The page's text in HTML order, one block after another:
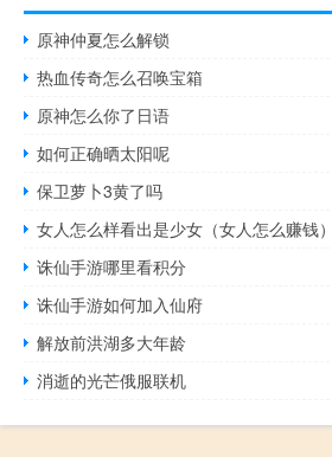
原神仲夏怎么解锁
热血传奇怎么召唤宝箱
原神怎么你了日语
如何正确晒太阳呢
保卫萝卜3黄了吗
女人怎么样看出是少女（女人怎么赚钱）
诛仙手游哪里看积分
诛仙手游如何加入仙府
解放前洪湖多大年龄
消逝的光芒俄服联机